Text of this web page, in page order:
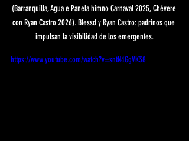
(Barranquilla, Agua e Panela himno Carnaval 2025, Chévere
con Ryan Castro 2026). Blessd y Ryan Castro: padrinos que
impulsan la visibilidad de los emergentes.
https://www.youtube.com/watch?v=sntN4GgVK38